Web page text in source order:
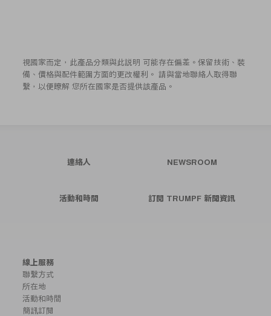
視國家而定，此產品分類與此説明 可能存在偏差。保留技術、裝
備、價格與配件範圍方面的更改權利。 請與當地聯絡人取得聯
繫，以便瞭解 您所在國家是否提供該產品。
連絡人 NEWSROOM
活動和時間 訂閱 TRUMPF 新聞資訊
線上服務
聯繫方式
所在地
活動和時間
簡訊訂閱